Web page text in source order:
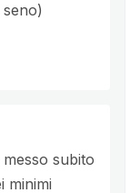
subito
minimi